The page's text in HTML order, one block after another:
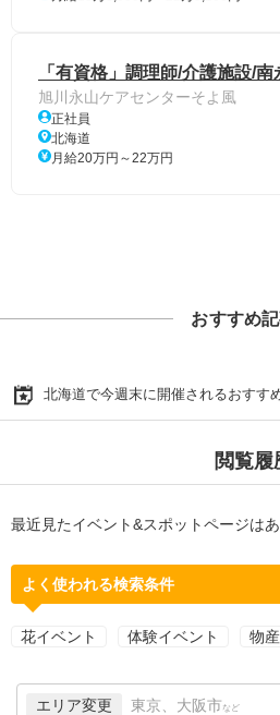
「有資格」調理師/介護施設/
旭川永山ケアセンターそよ風
正社員
北海道
月給20万円～22万円
おすすめ
北海道で今週末に開催されるおすす
閲覧履
最近見たイベント&スポットページはあ
よく使われる検索条件
花イベント 体験イベント 物
エリア変更 東京、大阪市 など